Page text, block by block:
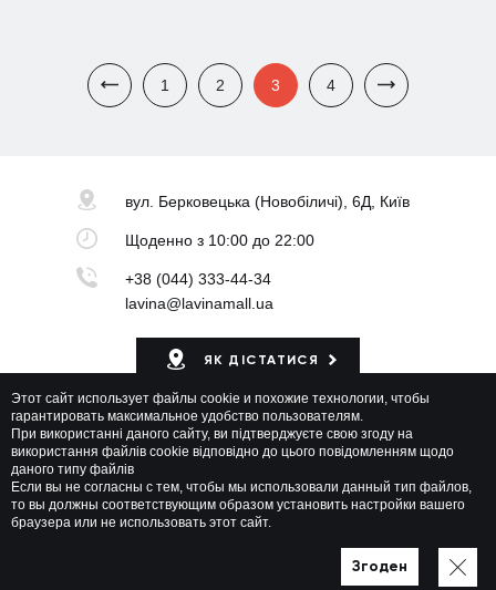
1 2 3 4
вул. Берковецька(Новобіличі), 6Д, Київ
Щоденноз 10:00 до 22:00
+38 (044) 333-44-34
lavina@lavinamall.ua
ЯК ДІСТАТИСЯ
Мапа ТРЦ
Lavina Mall © 2026 Всі права захищені
Этот сайт использует файлы cookie и похожие технологии, чтобы
гарантировать максимальное удобство пользователям.
При використанні даного сайту, ви підтверджуєте свою згоду на
використання файлів cookie відповідно до цього повідомленням щодо
даного типу файлів
Если вы не согласны с тем, чтобы мы использовали данный тип файлов,
то вы должны соответствующим образом установить настройки вашего
браузера или не использовать этот сайт.
Згоден